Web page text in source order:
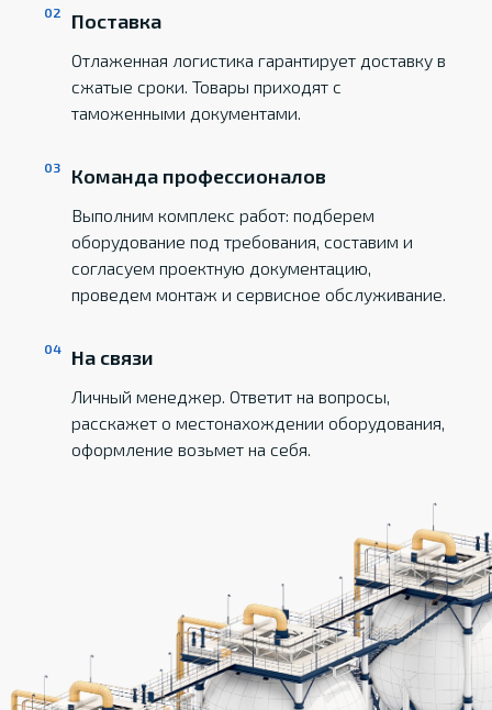
Поставка
Отлаженная логистика гарантирует доставку в
сжатые сроки. Товары приходят с
таможенными документами.
Команда профессионалов
Выполним комплекс работ: подберем
оборудование под требования, составим и
согласуем проектную документацию,
проведем монтаж и сервисное обслуживание.
На связи
Личный менеджер. Ответит на вопросы,
расскажет о местонахождении оборудования,
оформление возьмет на себя.